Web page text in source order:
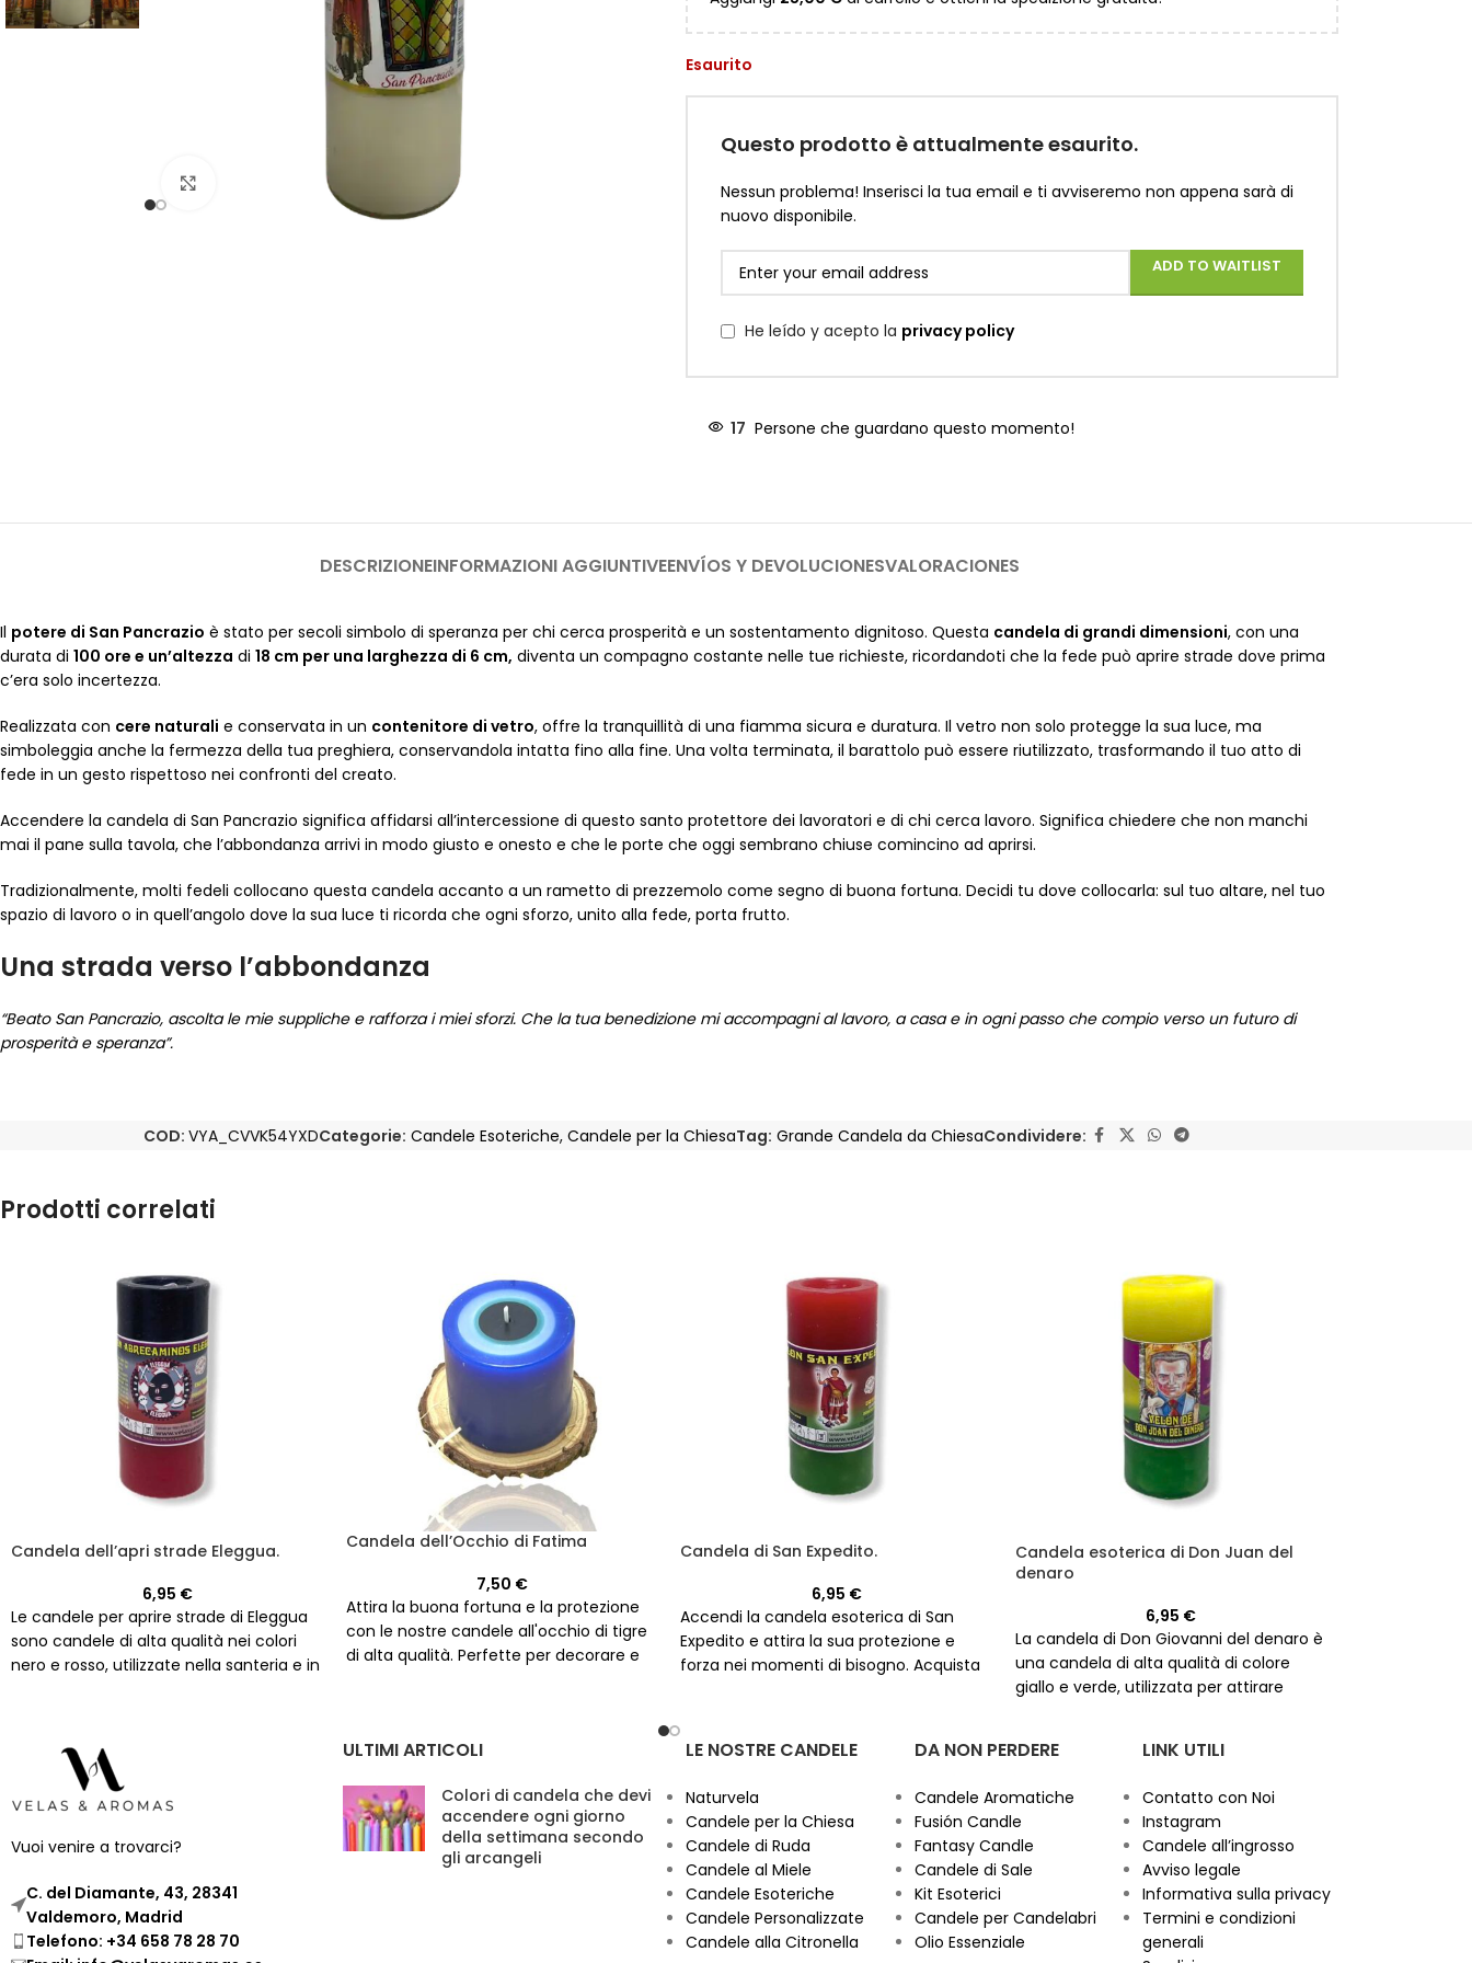
Clicca per ingrandire
Esaurito
Questo prodotto è attualmente esaurito.
Nessun problema! Inserisci la tua email e ti avviseremo non appena sarà di
nuovo disponibile.
ADD TO WAITLIST
He leído y acepto la privacy policy
17 Persone che guardano questo momento!
DESCRIZIONEINFORMAZIONI AGGIUNTIVEENVÍOS Y DEVOLUCIONESVALORACIONES
Il potere di San Pancrazio è stato per secoli simbolo di speranza per chi cerca prosperità e un sostentamento dignitoso. Questa candela di grandi dimensioni, con una
durata di 100 ore e un’altezza di 18 cm per una larghezza di 6 cm, diventa un compagno costante nelle tue richieste, ricordandoti che la fede può aprire strade dove prima
c’era solo incertezza.
Realizzata con cere naturali e conservata in un contenitore di vetro, offre la tranquillità di una fiamma sicura e duratura. Il vetro non solo protegge la sua luce, ma
simboleggia anche la fermezza della tua preghiera, conservandola intatta fino alla fine. Una volta terminata, il barattolo può essere riutilizzato, trasformando il tuo atto di
fede in un gesto rispettoso nei confronti del creato.
Accendere la candela di San Pancrazio significa affidarsi all’intercessione di questo santo protettore dei lavoratori e di chi cerca lavoro. Significa chiedere che non manchi
mai il pane sulla tavola, che l’abbondanza arrivi in modo giusto e onesto e che le porte che oggi sembrano chiuse comincino ad aprirsi.
Tradizionalmente, molti fedeli collocano questa candela accanto a un rametto di prezzemolo come segno di buona fortuna. Decidi tu dove collocarla: sul tuo altare, nel tuo
spazio di lavoro o in quell’angolo dove la sua luce ti ricorda che ogni sforzo, unito alla fede, porta frutto.
Una strada verso l’abbondanza
“Beato San Pancrazio, ascolta le mie suppliche e rafforza i miei sforzi. Che la tua benedizione mi accompagni al lavoro, a casa e in ogni passo che compio verso un futuro di
prosperità e speranza”.
COD: VYA_CVVK54YXDCategorie: Candele Esoteriche, Candele per la ChiesaTag: Grande Candela da ChiesaCondividere:
Prodotti correlati
Candela dell’apri strade Eleggua.
6,95 €
Le candele per aprire strade di Eleggua
sono candele di alta qualità nei colori
nero e rosso, utilizzate nella santeria e in
Candela dell’Occhio di Fatima
7,50 €
Attira la buona fortuna e la protezione
con le nostre candele all'occhio di tigre
di alta qualità. Perfette per decorare e
Candela di San Expedito.
6,95 €
Accendi la candela esoterica di San
Expedito e attira la sua protezione e
forza nei momenti di bisogno. Acquista
Candela esoterica di Don Juan del
denaro
6,95 €
La candela di Don Giovanni del denaro è
una candela di alta qualità di colore
giallo e verde, utilizzata per attirare
Vuoi venire a trovarci?
C. del Diamante, 43, 28341
Valdemoro, Madrid
Telefono: +34 658 78 28 70
ULTIMI ARTICOLI
Colori di candela che devi
accendere ogni giorno
della settimana secondo
gli arcangeli
LE NOSTRE CANDELE
Naturvela
Candele per la Chiesa
Candele di Ruda
Candele al Miele
Candele Esoteriche
Candele Personalizzate
Candele alla Citronella
DA NON PERDERE
Candele Aromatiche
Fusión Candle
Fantasy Candle
Candele di Sale
Kit Esoterici
Candele per Candelabri
Olio Essenziale
LINK UTILI
Contatto con Noi
Instagram
Candele all’ingrosso
Avviso legale
Informativa sulla privacy
Termini e condizioni
generali